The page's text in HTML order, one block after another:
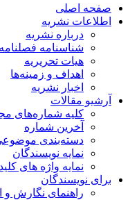
صفحه اصلی
اطلاعات نشریه
درباره نشریه
شناسنامه فصلنامه
هیات تحریریه
اهداف و زمینه‌ها
اخبار نشریه
آرشیو مقالات
کلیه شماره‌های مجله
آخرین شماره
دسته‌بندی موضوعی
نمایه نویسندگان
نمایه واژه های کلیدی
برای نویسندگان
راهنمای نگارش و